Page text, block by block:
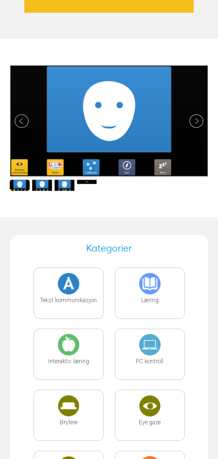
Kategorier
Tekst kommunikasjon Læring
Interaktiv læring PC kontroll
Brytere Eye gaze